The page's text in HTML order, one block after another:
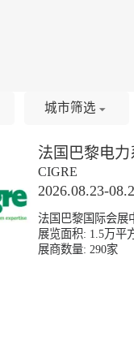
CIGRE
2026.08.23-
法国巴黎国际会展
展览面积: 1.5万平
展商数量: 290家
城市筛选